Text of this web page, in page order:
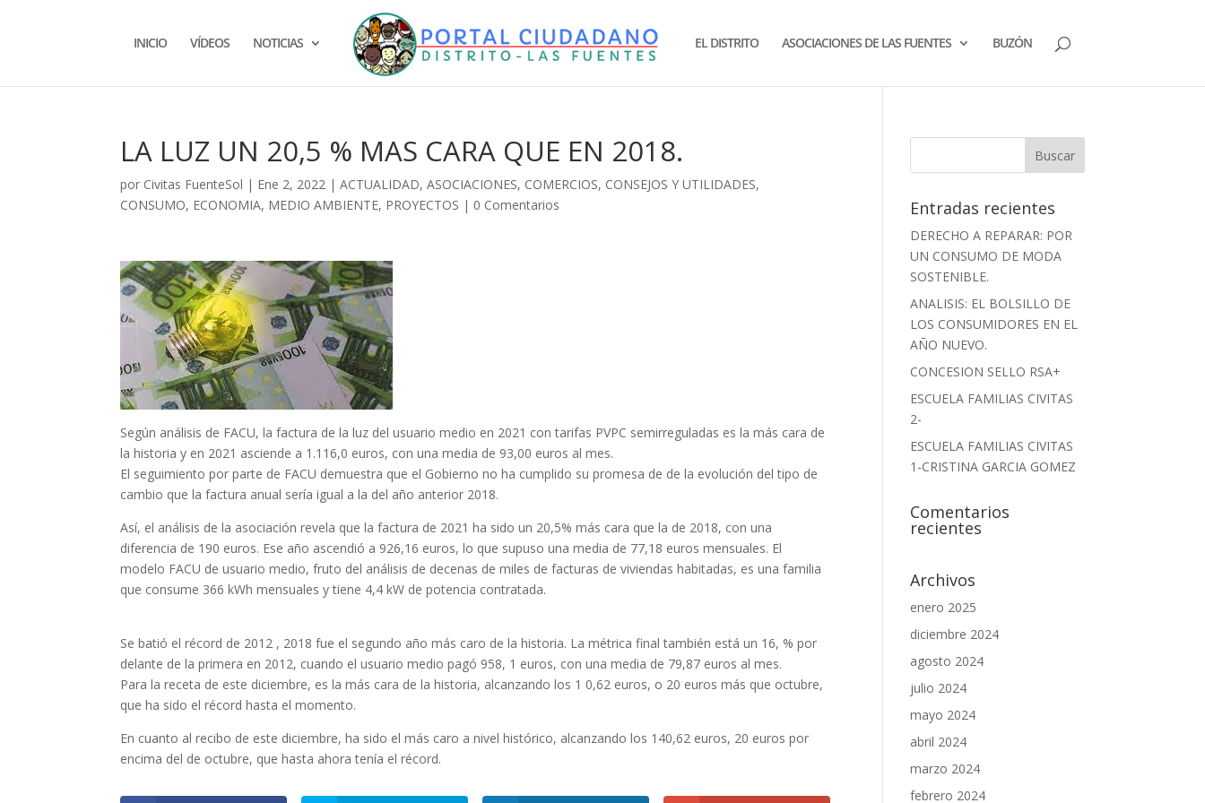
INICIO VÍDEOS NOTICIAS EL DISTRITO ASOCIACIONES DE LAS FUENTES BUZÓN
LA LUZ UN 20,5 % MAS CARA QUE EN 2018.
por Civitas FuenteSol | Ene 2, 2022 |ACTUALIDAD,ASOCIACIONES, COMERCIOS, CONSEJOS Y UTILIDADES,
CONSUMO, ECONOMIA, MEDIO AMBIENTE, PROYECTOS | 0 Comentarios
Según análisis de FACU, la factura de la luz del usuario medio en 2021 con tarifas PVPC semirreguladas es la más cara de
la historia y en 2021 asciende a 1.116,0 euros, con una media de 93,00 euros al mes.
El seguimiento por parte de FACU demuestra que el Gobierno no ha cumplido su promesa de de la evolución del tipo de
cambio que la factura anual sería igual a la del año anterior 2018.
Así, el análisis de la asociación revela que la factura de 2021 ha sido un 20,5% más cara que la de 2018, con una
diferencia de 190 euros. Ese año ascendió a 926,16 euros, lo que supuso una media de 77,18 euros mensuales. El
modelo FACU de usuario medio, fruto del análisis de decenas de miles de facturas de viviendas habitadas, es una familia
que consume 366 kWh mensuales y tiene 4,4 kW de potencia contratada.
Se batió el récord de 2012 , 2018 fue el segundo año más caro de la historia. La métrica final también está un 16, % por
delante de la primera en 2012, cuando el usuario medio pagó 958, 1 euros, con una media de 79,87 euros al mes.
Para la receta de este diciembre, es la más cara de la historia, alcanzando los 1 0,62 euros, o 20 euros más que octubre,
que ha sido el récord hasta el momento.
En cuanto al recibo de este diciembre, ha sido el más caro a nivel histórico, alcanzando los 140,62 euros, 20 euros por
encima del de octubre, que hasta ahora tenía el récord.
Entradas recientes
DERECHO A REPARAR: POR
UN CONSUMO DE MODA
SOSTENIBLE.
ANALISIS: EL BOLSILLO DE
LOS CONSUMIDORES EN EL
AÑO NUEVO.
CONCESION SELLO RSA+
ESCUELA FAMILIAS CIVITAS
2-
ESCUELA FAMILIAS CIVITAS
1-CRISTINA GARCIA GOMEZ
Comentarios
recientes
Archivos
enero 2025
diciembre 2024
agosto 2024
julio 2024
mayo 2024
abril 2024
marzo 2024
febrero 2024